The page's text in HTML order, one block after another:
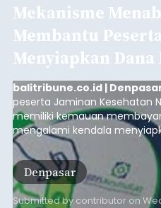
Mekanisme
Membantu
Menyiapkan
balitribune.co.id |
peserta Jaminan Kesehatan
memiliki kemauan
mengalami kendala
penuh saat jatuh tempo
Kondisi ini terutama dialami
segmen Pekerja Bukan
yang memiliki penghasilan
Denpasar
Submitted by contributor on